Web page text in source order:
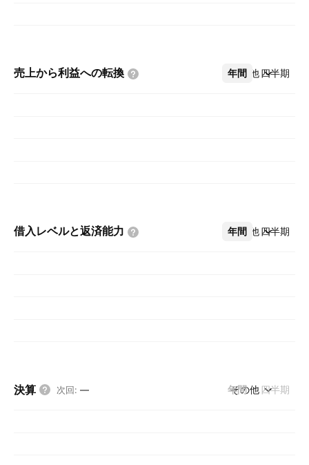
売上から利益への転換 年間 四半期
その他
借入レベルと返済能力 年間 四半期
その他
決算 次回: — 年間 四半期
その他